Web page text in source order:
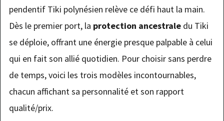
pendentif Tiki polynésien relève ce défi haut la main.
Dès le premier port, la protection ancestraledu Tiki
se déploie, offrant une énergie presque palpable à celui
qui en fait son allié quotidien. Pour choisir sans perdre
de temps, voici les trois modèles incontournables,
chacun affichant sa personnalité et son rapport
qualité/prix.